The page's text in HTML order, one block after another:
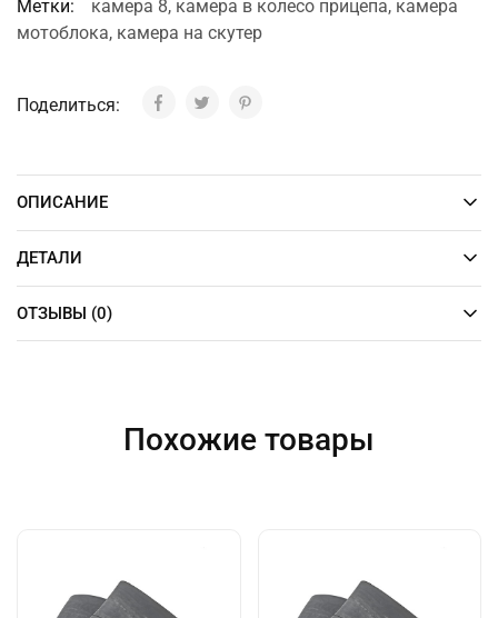
e
r
t
v
e
Метки:
камера 8, камера в колесо прицепа, камера
мотоблока, камера на скутер
Поделиться:
ОПИСАНИЕ
ДЕТАЛИ
ОТЗЫВЫ (0)
Похожие товары